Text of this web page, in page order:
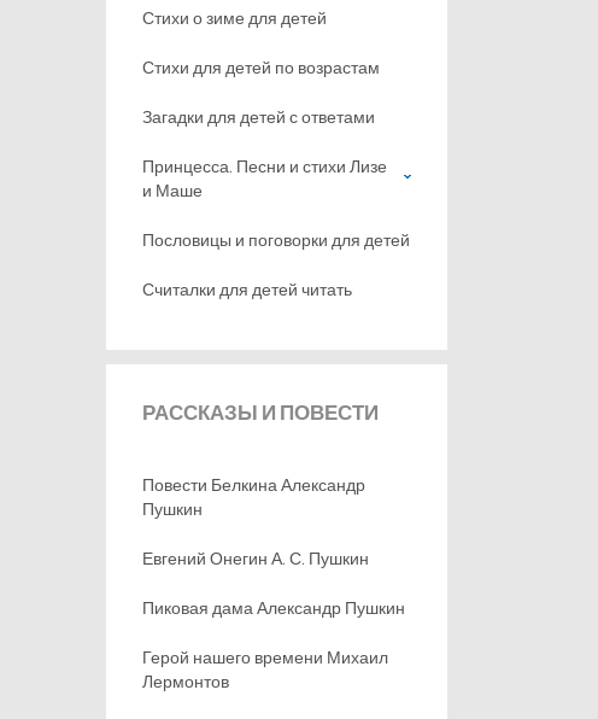
Стихи о зиме для детей
Стихи для детей по возрастам
Загадки для детей с ответами
Принцесса. Песни и стихи Лизе
и Маше
Пословицы и поговорки для детей
Считалки для детей читать
РАССКАЗЫ И ПОВЕСТИ
Повести Белкина Александр
Пушкин
Евгений Онегин А. С. Пушкин
Пиковая дама Александр Пушкин
Герой нашего времени Михаил
Лермонтов